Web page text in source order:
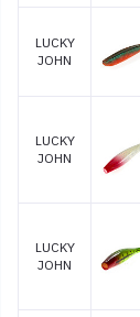
LUCKY
JOHN
LUCKY
JOHN
LUCKY
JOHN